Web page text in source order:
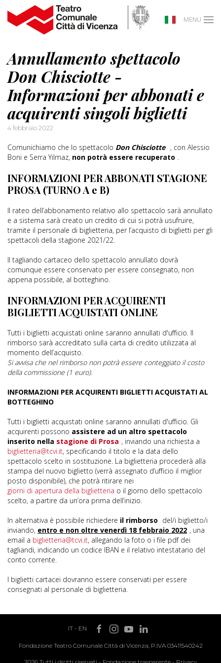
MENU
Annullamento spettacolo
Don Chisciotte -
Informazioni per abbonati e
acquirenti singoli biglietti
4 febbraio 2022
Comunichiamo che lo spettacolo Don Chisciotte , con Alessio
Boni e Serra Yilmaz, non potrà essere recuperato .
INFORMAZIONI PER ABBONATI STAGIONE
PROSA (TURNO A e B)
Il rateo dell’abbonamento relativo allo spettacolo sarà annullato
e a sistema sarà creato un credito di cui si potrà usufruire,
tramite il personale di biglietteria, per l’acquisto di biglietti per gli
spettacoli della stagione 2021/22.
Il tagliando cartaceo dello spettacolo annullato dovrà
comunque essere conservato per essere consegnato, non
appena possibile, al botteghino.
INFORMAZIONI PER ACQUIRENTI
BIGLIETTI ACQUISTATI ONLINE
Tutti i biglietti acquistati online saranno annullati d'ufficio. Il
rimborso sarà accreditato sulla carta di credito utilizzata al
momento dell’acquisto.
Si avvisa che nel rimborso non potrà essere conteggiato il costo
della commissione (1 euro).
INFORMAZIONI PER ACQUIRENTI BIGLIETTI ACQUISTATI AL
BOTTEGHINO
Tutti i biglietti acquistati online saranno annullati d'ufficio. Gli
acquirenti possono assistere ad un altro spettacolo
inserito nella stagione di Prosa , inviando una richiesta a
biglietteria@tcvi.it, specificando il titolo e la data dello
spettacolo scelto in sostituzione. La biglietteria procederà alla
stampa del nuovo biglietto (verrà assegnato d’ufficio il miglior
posto disponibile), che potrà ritirare nei
giorni di apertura della biglietteria o il giorno dello spettacolo
scelto, a partire da un’ora prima dell’inizio.
In alternativa è possibile richiedere il rimborso del/i biglietto/i
inviando, entro e non oltre venerdì 18 febbraio 2022 , una
email a biglietteria@tcvi.it, allegando la foto o i file pdf dei
tagliandi, indicando un codice IBAN e il relativo intestatario del
conto corrente.
I biglietti cartacei dovranno essere conservati per essere
consegnati al personale di biglietteria.
IT- EN
Fondazione Teatro Comunale Città di Vicenza, P.IVA 03411540242